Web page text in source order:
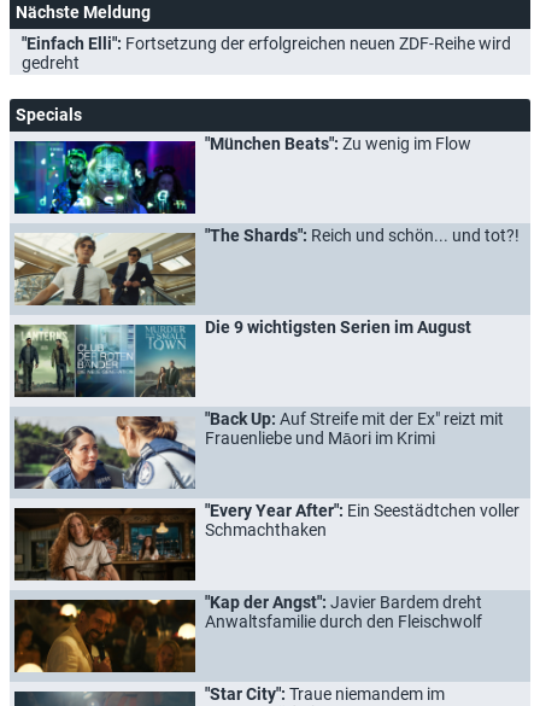
Nächste Meldung
"Einfach Elli": Fortsetzung der erfolgreichen neuen ZDF-Reihe wird
gedreht
Specials
"München Beats": Zu wenig im Flow
"The Shards": Reich und schön... und tot?!
Die 9 wichtigsten Serien im August
"Back Up: Auf Streife mit der Ex" reizt mit
Frauenliebe und Māori im Krimi
"Every Year After": Ein Seestädtchen voller
Schmachthaken
"Kap der Angst": Javier Bardem dreht
Anwaltsfamilie durch den Fleischwolf
"Star City": Traue niemandem im